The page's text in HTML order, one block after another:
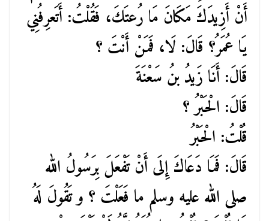
أَنْ أَزِيدَكَ مَكَانَ مَا رُعتَكَ، فَقُلْتُ: أَتَعرِفُنِي
يَا عُمَرُ؟ قَالَ: لَا، فَمَنْ أَنْتَ ؟
قَالَ: أَنَا زَيدُ بنُ سَعْنَةَ
قَالَ: الْحَبْرُ ؟
قُلْتُ: الْحَبْرُ
قَالَ: فَمَا دَعَاكَ إِلَى أَنْ تَفْعَلَ بِرَسُولُ الله
صلى الله عليه وسلم ما فَعَلْتَ ؟ و تَقُولَ لَهُ